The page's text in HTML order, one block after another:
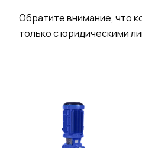
Обратите внимание, что
только с юридическими